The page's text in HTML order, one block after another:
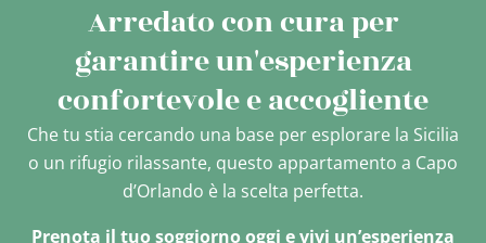
Arredato con cura per
garantire un'esperienza
confortevole e accogliente
Che tu stia cercando una base per esplorare la Sicilia
o un rifugio rilassante, questo appartamento a Capo
d’Orlando è la scelta perfetta.
Prenota il tuo soggiorno oggi e vivi un’esperienza